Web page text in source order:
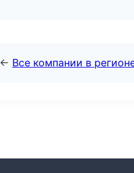
← Все компании в